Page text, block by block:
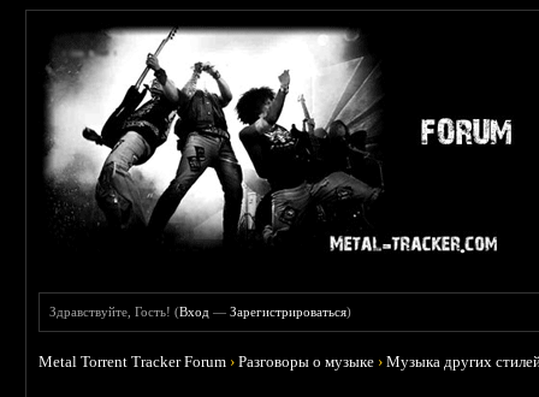
Здравствуйте, Гость! (Вход —Зарегистрироваться)
Metal Torrent Tracker Forum ›Разговоры о музыке ›Музыка других